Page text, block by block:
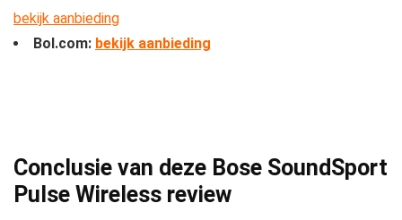
bekijk aanbieding
Bol.com: bekijk aanbieding
Conclusie van deze Bose SoundSport
Pulse Wireless review